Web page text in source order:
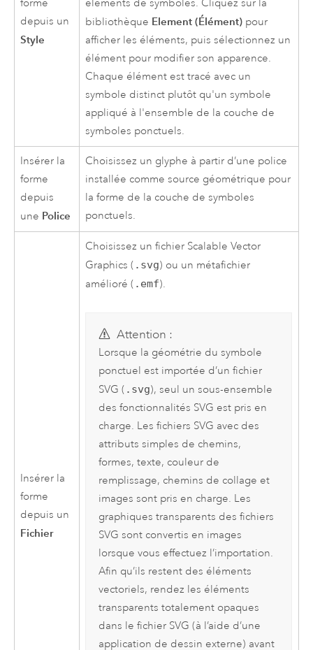
forme
depuis un
Style
éléments de symboles. Cliquez sur la
bibliothèque Element (Élément) pour
afficher les éléments, puis sélectionnez un
élément pour modifier son apparence.
Chaque élément est tracé avec un
symbole distinct plutôt qu'un symbole
appliqué à l'ensemble de la couche de
symboles ponctuels.
Insérer la
forme
depuis
une Police
Choisissez un glyphe à partir d’une police
installée comme source géométrique pour
la forme de la couche de symboles
ponctuels.
Insérer la
forme
depuis un
Fichier
Choisissez un fichier Scalable Vector
Graphics ( .svg) ou un métafichier
amélioré ( .emf).
Attention :
Lorsque la géométrie du symbole
ponctuel est importée d’un fichier
SVG ( .svg), seul un sous-ensemble
des fonctionnalités SVG est pris en
charge. Les fichiers SVG avec des
attributs simples de chemins,
formes, texte, couleur de
remplissage, chemins de collage et
images sont pris en charge. Les
graphiques transparents des fichiers
SVG sont convertis en images
lorsque vous effectuez l’importation.
Afin qu’ils restent des éléments
vectoriels, rendez les éléments
transparents totalement opaques
dans le fichier SVG (à l’aide d’une
application de dessin externe) avant